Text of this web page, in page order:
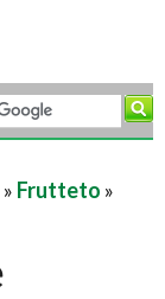
» Frutteto »